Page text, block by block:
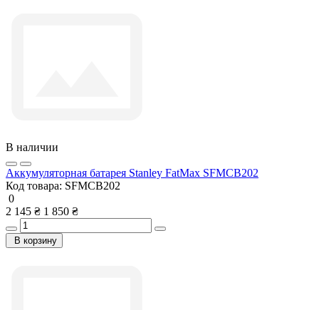
В наличии
Аккумуляторная батарея Stanley FatMax SFMCB202
Код товара: SFMCB202
0
2 145 ₴ 1 850 ₴
В корзину